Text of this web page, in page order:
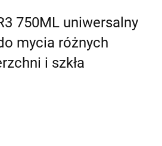
750ML uniwersalny
mycia różnych
i szkła